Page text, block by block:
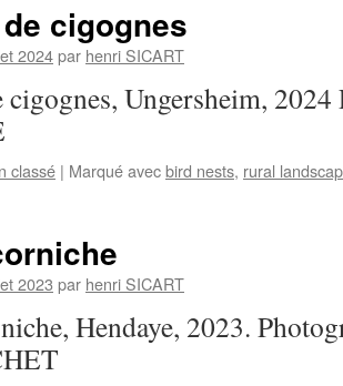
cigognes
2024par henri SICART
cigognes, Ungersheim,
classé | Marqué avecbird nests, rural
2023 par henri SICART
Hendaye, 2023.